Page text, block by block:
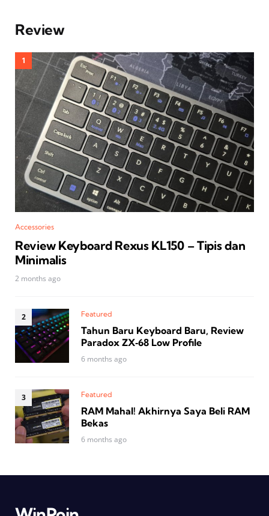
Review
Accessories
Review Keyboard Rexus KL150 – Tipis dan
Minimalis
2 months ago
Featured
Tahun Baru Keyboard Baru, Review
Paradox ZX‑68 Low Profile
6 months ago
Featured
RAM Mahal! Akhirnya Saya Beli RAM
Bekas
6 months ago